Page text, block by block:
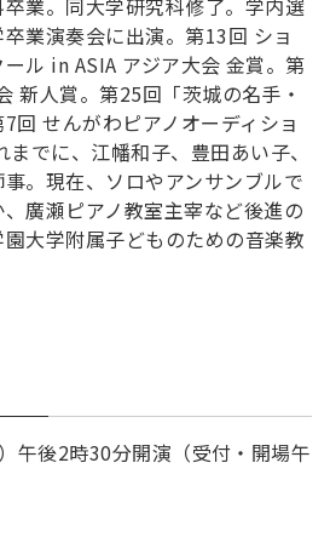
業。同大学研究科修了。学内選
業演奏会に出演。第13回 ショ
ル in ASIA アジア大会 金賞。第
新人賞。第25回「茨城の名手・
回 せんがわピアノオーディショ
でに、江幡和子、豊田あい子、
。現在、ソロやアンサンブルで
廣瀬ピアノ教室主宰など後進の
大学附属子どものための音楽教
午後2時30分開演（受付・開場午